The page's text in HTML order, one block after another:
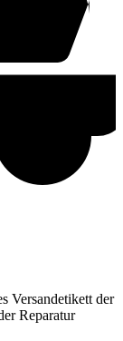
Versandetikett der
Reparatur